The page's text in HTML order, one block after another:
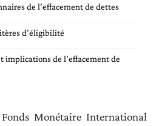
de l’effacement de dettes
d’éligibilité
implications de l’effacement de
Monétaire International